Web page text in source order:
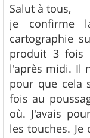
s
s
a
g
e
Salut à tous,
je confirme
cartographie
produit 3 fois
l'après midi. Il
pour que cela
fois au
où. J'avais
les touches.